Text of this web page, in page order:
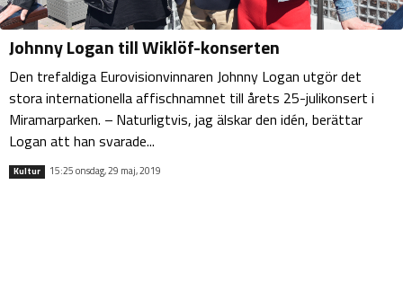
Johnny Logan till Wiklöf-konserten
Den trefaldiga Eurovisionvinnaren Johnny Logan utgör det
stora internationella affischnamnet till årets 25-julikonsert i
Miramarparken. – Naturligtvis, jag älskar den idén, berättar
Logan att han svarade...
Kultur 15:25 onsdag, 29 maj, 2019